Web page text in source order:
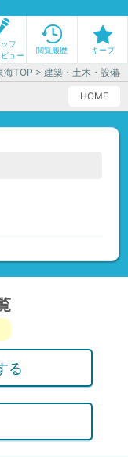
フ
ュー
閲覧履歴 キープ
海TOP > 建築・土木・設備
HOME
る